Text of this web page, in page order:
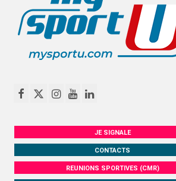
JE SIGNALE
CONTACTS
REUNIONS SPORTIVES (CMR)